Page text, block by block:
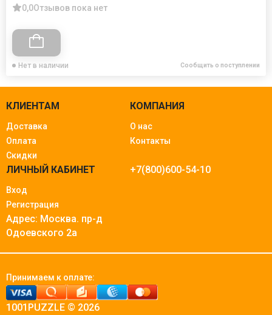
0,0Отзывов пока нет
Нет в наличии Сообщить о поступлении
КЛИЕНТАМ
Доставка
Оплата
Скидки
КОМПАНИЯ
О нас
Контакты
ЛИЧНЫЙ КАБИНЕТ
Вход
Регистрация
+7(800)600-54-10
Адрес: Москва. пр-д
Одоевского 2а
1001PUZZLE © 2026
Принимаем к оплате: